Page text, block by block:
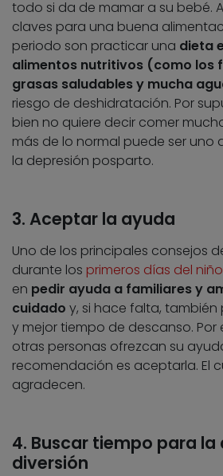
todo si da de mamar a su bebé.
claves para una buena
periodo son practicar una dieta
alimentos nutritivos (como los
grasas saludables y mucha
riesgo de deshidratación. Por
bien no quiere decir comer
más de lo normal puede ser uno
la depresión posparto.
3. Aceptar la ayuda
Uno de los principales consejos
durante los primeros días del
en pedir ayuda a familiares y
cuidado y, si hace falta,
y mejor tiempo de descanso. Por
otras personas ofrezcan su
recomendación es aceptarla. El
agradecen.
4. Buscar tiempo para
diversión